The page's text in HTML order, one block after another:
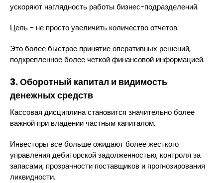
ускоряют наглядность работы бизнес-подразделений.
Цель - не просто увеличить количество отчетов.
Это более быстрое принятие оперативных решений,
подкрепленное более четкой финансовой информацией.
3. Оборотный капитал и видимость
денежных средств
Кассовая дисциплина становится значительно более
важной при владении частным капиталом.
Инвесторы все больше ожидают более жесткого
управления дебиторской задолженностью, контроля за
запасами, прозрачности поставщиков и прогнозирования
ликвидности.